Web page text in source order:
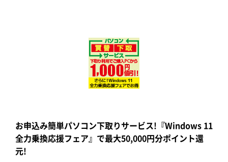
お申込み簡単パソコン下取りサービス!『Windows 11
全力乗換応援フェア』で最大50,000円分ポイント還
元!